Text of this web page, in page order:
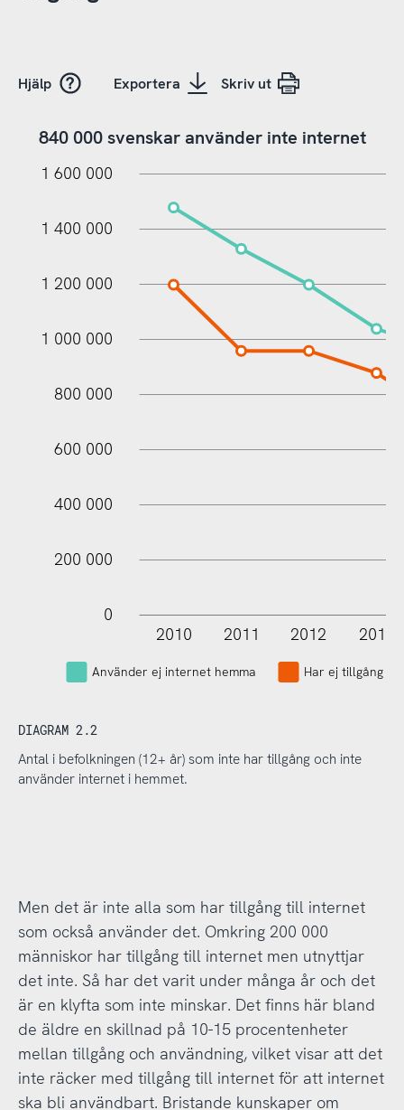
Hjälp Exportera Skriv ut
840 000 svenskar använder inte internet
1 000 000
1 600 000
1 400 000
1 200 000
1 000 000
800 000
600 000
400 000
200 000
0
2010 2011 2012 2013
Använder ej internet hemma Har ej tillgång
DIAGRAM 2.2
Antal i befolkningen (12+ år) som inte har tillgång och inte
använder internet i hemmet.
Men det är inte alla som har tillgång till internet
som också använder det. Omkring 200 000
människor har tillgång till internet men utnyttjar
det inte. Så har det varit under många år och det
är en klyfta som inte minskar. Det finns här bland
de äldre en skillnad på 10-15 procentenheter
mellan tillgång och användning, vilket visar att det
inte räcker med tillgång till internet för att internet
ska bli användbart. Bristande kunskaper om